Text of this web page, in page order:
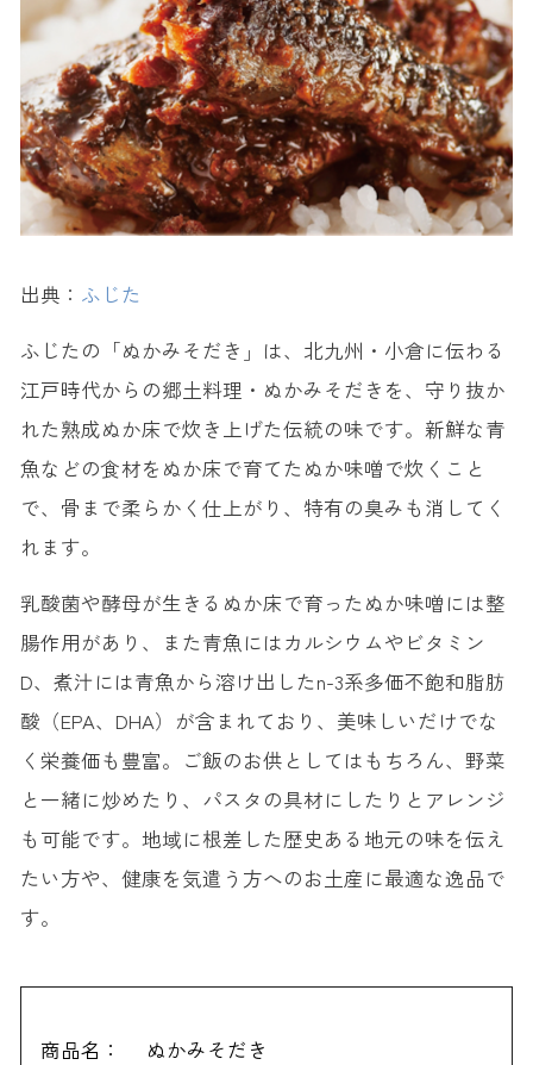
出典： ふじた
ふじたの「ぬかみそだき」は、北九州・小倉に伝わる
江戸時代からの郷土料理・ぬかみそだきを、守り抜か
れた熟成ぬか床で炊き上げた伝統の味です。新鮮な青
魚などの食材をぬか床で育てたぬか味噌で炊くこと
で、骨まで柔らかく仕上がり、特有の臭みも消してく
れます。
乳酸菌や酵母が生きるぬか床で育ったぬか味噌には整
腸作用があり、また青魚にはカルシウムやビタミン
D、煮汁には青魚から溶け出したn-3系多価不飽和脂肪
酸（EPA、DHA）が含まれており、美味しいだけでな
く栄養価も豊富。ご飯のお供としてはもちろん、野菜
と一緒に炒めたり、パスタの具材にしたりとアレンジ
も可能です。地域に根差した歴史ある地元の味を伝え
たい方や、健康を気遣う方へのお土産に最適な逸品で
す。
商品名：
ぬかみそだき